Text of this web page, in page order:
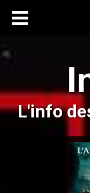
L'info